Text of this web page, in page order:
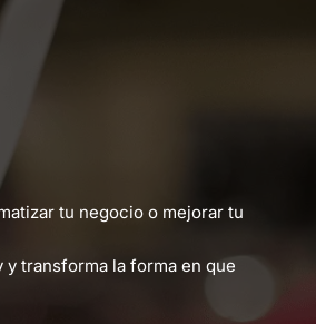
tu negocio o mejorar tu
y transforma la forma en que